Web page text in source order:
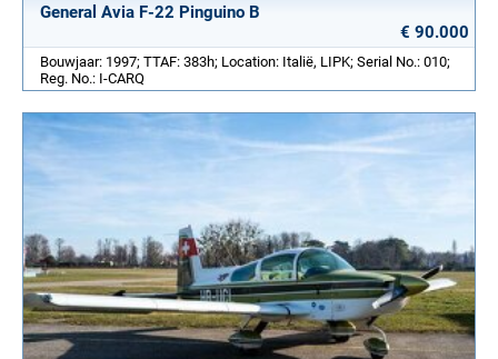
General Avia F-22 Pinguino B
€ 90.000
Bouwjaar: 1997; TTAF: 383h; Location: Italië, LIPK; Serial No.: 010;
Reg. No.: I-CARQ